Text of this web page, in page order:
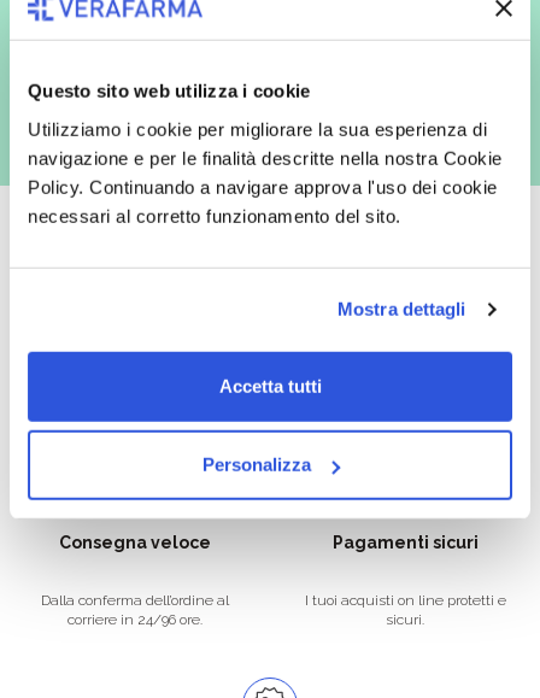
Questo sito web utilizza i cookie
Utilizziamo i cookie per migliorare la sua esperienza di
navigazione e per le finalità descritte nella nostra Cookie
Policy. Continuando a navigare approva l'uso dei cookie
necessari al corretto funzionamento del sito.
Mostra dettagli
Accetta tutti
Personalizza
marketing (con modalità telematiche - quali ad es. newsletter ed e-mail
con inviti e comunicazioni commerciali - e modalità tradizionali, quali ad
per soddisfare tutte le esigenze.
Spedizione gratuita
la spedizione la regaliamo noi.
Consegna veloce
Dalla conferma dell’ordine al
corriere in 24/96 ore.
Pagamenti sicuri
I tuoi acquisti on line protetti e
sicuri.